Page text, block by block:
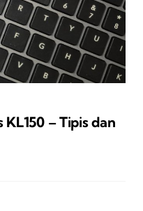
– Tipis dan